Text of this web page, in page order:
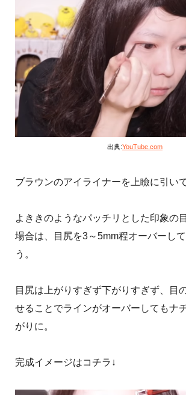
出典:YouTube.com
ブラウンのアイライナーを上瞼に引い
よききのようなパッチリとした印象の
場合は、目尻を3～5mm程オーバーし
う。
目尻は上がりすぎず下がりすぎず、目
せることでラインがオーバーしてもナ
がりに。
完成イメージはコチラ↓